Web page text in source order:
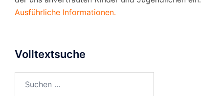
Ausführliche Informationen.
Volltextsuche